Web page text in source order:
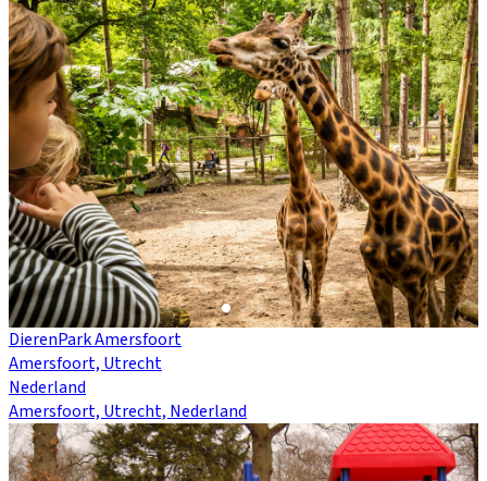
DierenPark Amersfoort
Amersfoort, Utrecht
Nederland
Amersfoort, Utrecht, Nederland